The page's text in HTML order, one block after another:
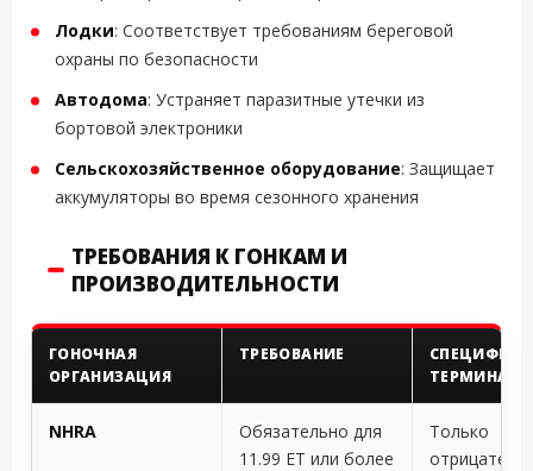
Лодки: Соответствует требованиям береговой
охраны по безопасности
Автодома: Устраняет паразитные утечки из
бортовой электроники
Сельскохозяйственное оборудование: Защищает
аккумуляторы во время сезонного хранения
ТРЕБОВАНИЯ К ГОНКАМ И
ПРОИЗВОДИТЕЛЬНОСТИ
ГОНОЧНАЯ
ОРГАНИЗАЦИЯ
ТРЕБОВАНИЕ
ТЕРМИНАЛА
NHRA
Обязательно для
11.99 ET или более
Только